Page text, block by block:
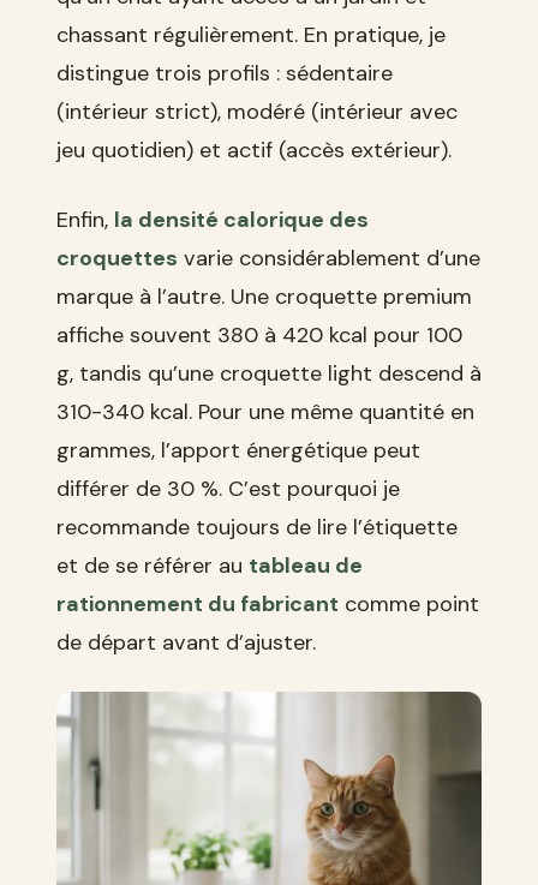
chassant régulièrement. En pratique, je
distingue trois profils : sédentaire
(intérieur strict), modéré (intérieur avec
jeu quotidien) et actif (accès extérieur).
Enfin, la densité calorique des
croquettes varie considérablement d’une
marque à l’autre. Une croquette premium
affiche souvent 380 à 420 kcal pour 100
g, tandis qu’une croquette light descend à
310-340 kcal. Pour une même quantité en
grammes, l’apport énergétique peut
différer de 30 %. C’est pourquoi je
recommande toujours de lire l’étiquette
et de se référer au tableau de
rationnement du fabricant comme point
de départ avant d’ajuster.